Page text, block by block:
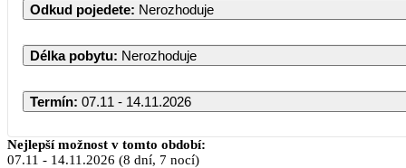
Odkud pojedete: Nerozhoduje
Délka pobytu: Nerozhoduje
Termín: 07.11 - 14.11.2026
Nejlepší možnost v tomto období:
07.11 - 14.11.2026 (8 dní, 7 nocí)